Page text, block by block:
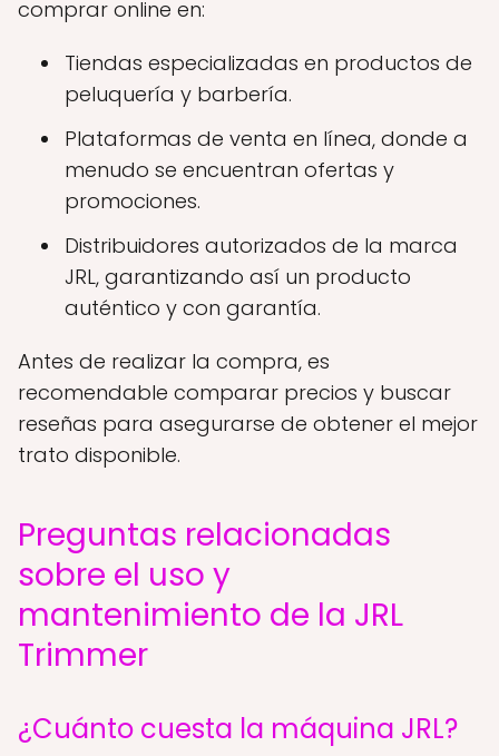
comprar online en:
Tiendas especializadas en productos de
peluquería y barbería.
Plataformas de venta en línea, donde a
menudo se encuentran ofertas y
promociones.
Distribuidores autorizados de la marca
JRL, garantizando así un producto
auténtico y con garantía.
Antes de realizar la compra, es
recomendable comparar precios y buscar
reseñas para asegurarse de obtener el mejor
trato disponible.
Preguntas relacionadas
sobre el uso y
mantenimiento de la JRL
Trimmer
¿Cuánto cuesta la máquina JRL?